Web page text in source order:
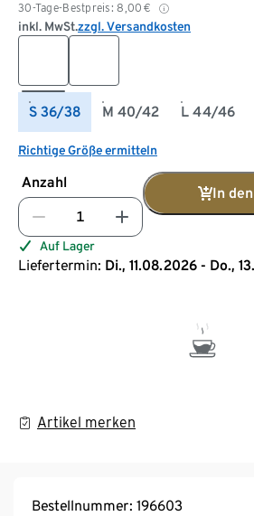
30-Tage-Bestpreis: 8,00 €
inkl. MwSt.zzgl. Versandkosten
S 36/38 M 40/42 L 44/46
Richtige Größe ermitteln
Anzahl
In
Auf Lager
Liefertermin: Di., 11.08.2026 - Do.,
Artikel merken
Bestellnummer: 196603